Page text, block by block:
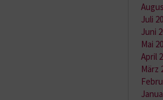
Juli
Juni
Mai
April
März